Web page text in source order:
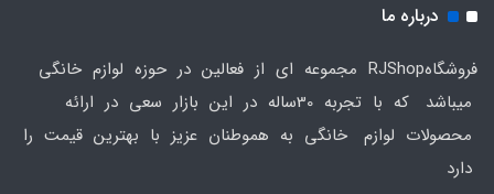
درباره ما
فروشگاهRJShop مجموعه ای از فعالین در حوزه لوازم خانگی
میباشد که با تجربه 30ساله در این بازار سعی در ارائه
محصولات لوازم خانگی به هموطنان عزیز با بهترین قیمت را
دارد